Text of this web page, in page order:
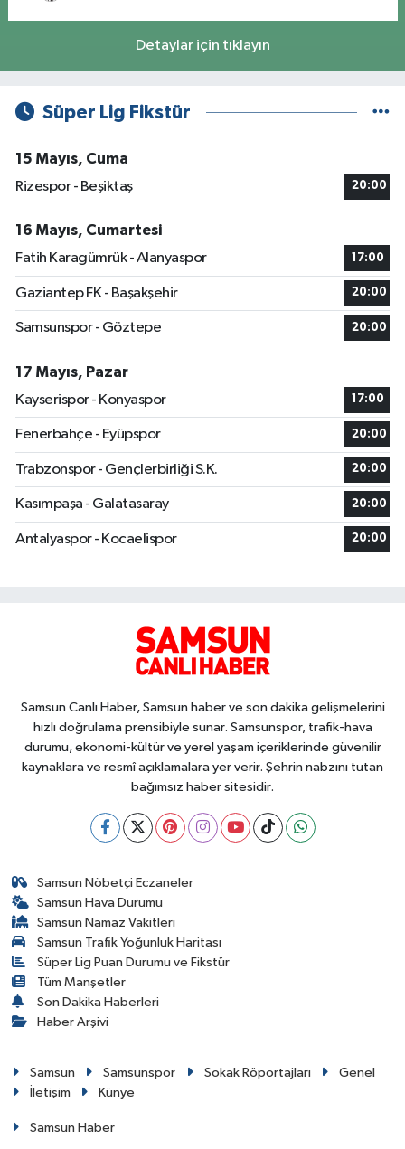
Detaylar için tıklayın
Süper Lig Fikstür
15 Mayıs, Cuma
Rizespor - Beşiktaş
20:00
16 Mayıs, Cumartesi
Fatih Karagümrük - Alanyaspor
17:00
Gaziantep FK - Başakşehir 20:00
Samsunspor - Göztepe 20:00
17 Mayıs, Pazar
Kayserispor - Konyaspor
17:00
Fenerbahçe - Eyüpspor 20:00
Trabzonspor - Gençlerbirliği S.K. 20:00
Kasımpaşa - Galatasaray 20:00
Antalyaspor - Kocaelispor 20:00
Samsun Canlı Haber, Samsun haber ve son dakika gelişmelerini
hızlı doğrulama prensibiyle sunar. Samsunspor, trafik-hava
durumu, ekonomi-kültür ve yerel yaşam içeriklerinde güvenilir
kaynaklara ve resmî açıklamalara yer verir. Şehrin nabzını tutan
bağımsız haber sitesidir.
Samsun Nöbetçi Eczaneler
Samsun Hava Durumu
Samsun Namaz Vakitleri
Samsun Trafik Yoğunluk Haritası
Süper Lig Puan Durumu ve Fikstür
Tüm Manşetler
Son Dakika Haberleri
Haber Arşivi
Samsun Samsunspor Sokak Röportajları
Genel
İletişim
Künye
Samsun Haber